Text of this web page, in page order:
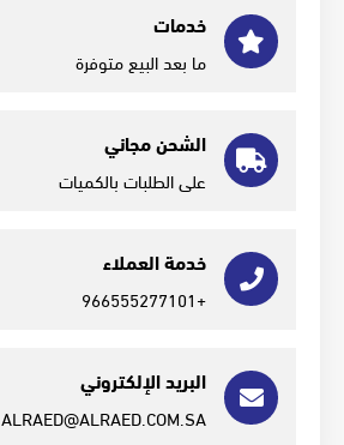
خدمات
ما بعد البيع متوفرة
الشحن مجاني
على الطلبات بالكميات
خدمة العملاء
+966555277101
البريد الإلكتروني
ALRAED@ALRAED.COM.SA